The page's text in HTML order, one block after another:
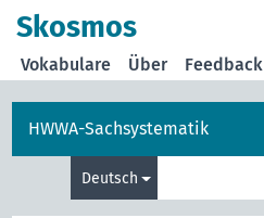
Skosmos
Vokabulare Über Feedback
HWWA-Sachsystematik
Deutsch